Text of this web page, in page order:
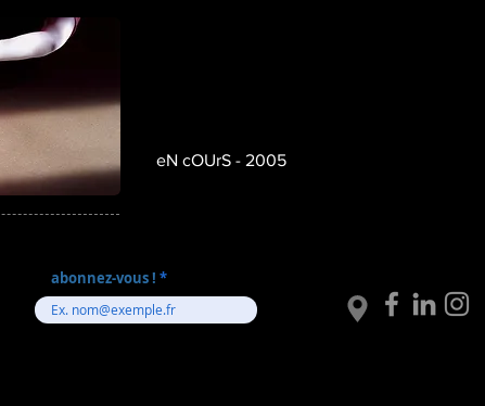
eN cOUrS - 2005
abonnez-vous !